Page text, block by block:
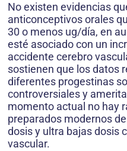
No existen evidencias
anticonceptivos orales
30 o menos ug/día, en
esté asociado con un
accidente cerebro
sostienen que los datos
diferentes progestinas
controversiales y
momento actual no hay
preparados modernos
dosis y ultra bajas dosis
vascular.